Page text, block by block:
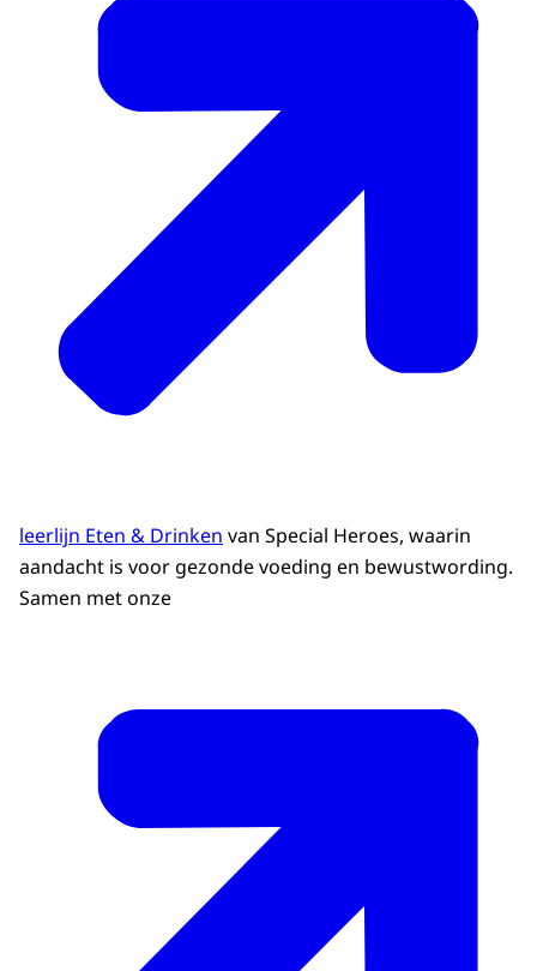
leerlijn Eten & Drinken van Special Heroes, waarin
aandacht is voor gezonde voeding en bewustwording.
Samen met onze